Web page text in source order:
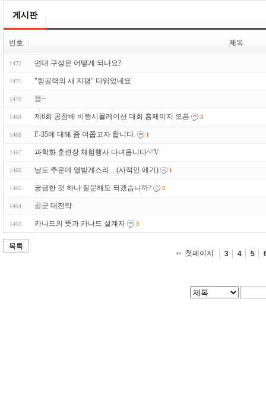
게시판
번호 제목
1472 편대 구성은 어떻게 되나요?
1471 "항공력의 새 지평" 다읽었네요
1470 음~
1469 제6회 공참배 비행시뮬레이션 대회 홈페이지 오픈 3
1468 F-35에 대해 좀 여쭙고자 합니다. 1
1467 과학화 훈련장 체험행사 다녀옵니다^^V
1466 날도 추운데 열받게스리... (사적인 얘기) 1
1465 궁금한 것 하나 질문해도 되겠습니까? 2
1464 공군 대전략
1463 카나드의 뜻과 카나드 설계자 3
목록
첫페이지
3 4 5